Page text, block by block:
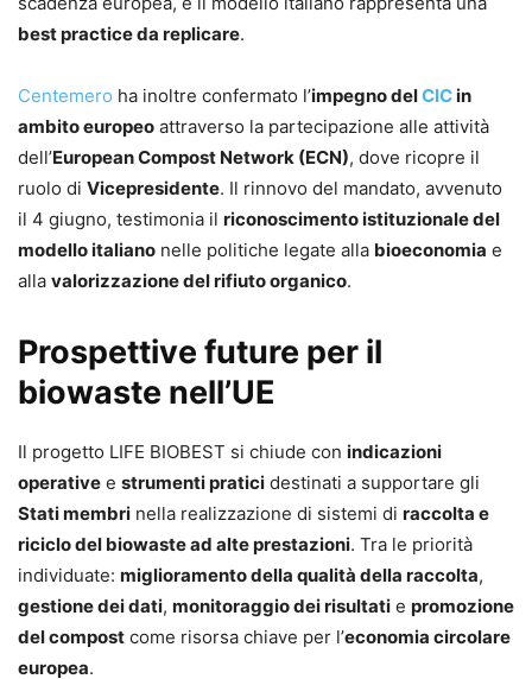
best practice da replicare.
Centemero ha inoltre confermato l’impegno delCICin
ambito europeo attraverso la partecipazione alle attività
dell’European Compost Network (ECN), dove ricopre il
ruolo di Vicepresidente. Il rinnovo del mandato, avvenuto
il 4 giugno, testimonia il riconoscimento istituzionale del
modello italiano nelle politiche legate alla bioeconomia e
alla valorizzazione del rifiuto organico.
Prospettive future per il
biowaste nell’UE
Il progetto LIFE BIOBEST si chiude con indicazioni
operative e strumenti pratici destinati a supportare gli
Stati membri nella realizzazione di sistemi di raccolta e
riciclo del biowaste ad alte prestazioni. Tra le priorità
individuate: miglioramento della qualità della raccolta,
gestione dei dati, monitoraggio dei risultati e promozione
del compost come risorsa chiave per l’economia circolare
europea.